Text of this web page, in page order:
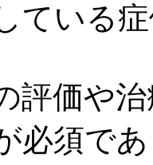
ている
評価や
必須で